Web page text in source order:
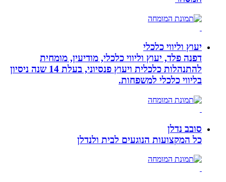
יעוץ וליווי כלכלי
דפנה פלד, יעוץ וליווי כלכלי, מודיעין, מומחית
להתנהלות כלכלית ויעוץ פנסיוני, בעלת 14 שנה ניסיון
בליווי כלכלי למשפחות.
סובב נדלן
כל המקצועות הנוגעים לבית ולנדלן